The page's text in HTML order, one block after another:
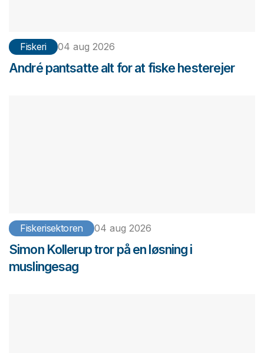
Fiskeri 04 aug 2026
André pantsatte alt for at fiske hesterejer
Fiskerisektoren 04 aug 2026
Simon Kollerup tror på en løsning i
muslingesag